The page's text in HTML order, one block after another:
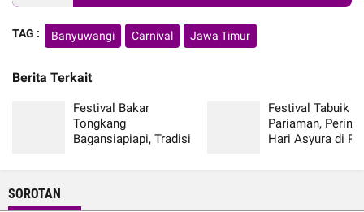
TAG : Banyuwangi Carnival Jawa Timur
Berita Terkait
Festival Bakar
Tongkang
Bagansiapiapi, Tradisi
Unik Komunitas
Festival Tabuik
Pariaman,
Hari Asyura di
SOROTAN